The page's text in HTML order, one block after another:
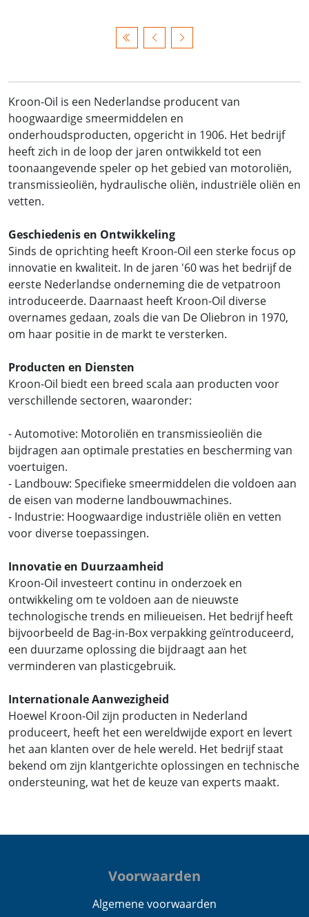
Kroon-Oil is een Nederlandse producent van
hoogwaardige smeermiddelen en
onderhoudsproducten, opgericht in 1906. Het bedrijf
heeft zich in de loop der jaren ontwikkeld tot een
toonaangevende speler op het gebied van motoroliën,
transmissieoliën, hydraulische oliën, industriële oliën en
vetten.
Geschiedenis en Ontwikkeling
Sinds de oprichting heeft Kroon-Oil een sterke focus op
innovatie en kwaliteit. In de jaren '60 was het bedrijf de
eerste Nederlandse onderneming die de vetpatroon
introduceerde. Daarnaast heeft Kroon-Oil diverse
overnames gedaan, zoals die van De Oliebron in 1970,
om haar positie in de markt te versterken.
Producten en Diensten
Kroon-Oil biedt een breed scala aan producten voor
verschillende sectoren, waaronder:
- Automotive: Motoroliën en transmissieoliën die
bijdragen aan optimale prestaties en bescherming van
voertuigen.
- Landbouw: Specifieke smeermiddelen die voldoen aan
de eisen van moderne landbouwmachines.
- Industrie: Hoogwaardige industriële oliën en vetten
voor diverse toepassingen.
Innovatie en Duurzaamheid
Kroon-Oil investeert continu in onderzoek en
ontwikkeling om te voldoen aan de nieuwste
technologische trends en milieueisen. Het bedrijf heeft
bijvoorbeeld de Bag-in-Box verpakking geïntroduceerd,
een duurzame oplossing die bijdraagt aan het
verminderen van plasticgebruik.
Internationale Aanwezigheid
Hoewel Kroon-Oil zijn producten in Nederland
produceert, heeft het een wereldwijde export en levert
het aan klanten over de hele wereld. Het bedrijf staat
bekend om zijn klantgerichte oplossingen en technische
ondersteuning, wat het de keuze van experts maakt.
Voorwaarden
Algemene voorwaarden